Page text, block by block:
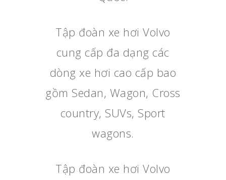
Tập đoàn xe hơi Volvo
cung cấp đa dạng các
dòng xe hơi cao cấp bao
gồm Sedan, Wagon, Cross
country, SUVs, Sport
wagons.
Tập đoàn xe hơi Volvo